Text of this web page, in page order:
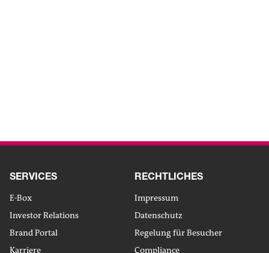
SERVICES
E-Box
Investor Relations
Brand Portal
Karriere
RECHTLICHES
Impressum
Datenschutz
Regelung für Besucher
Compliance